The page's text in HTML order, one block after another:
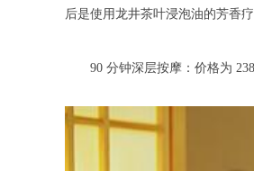
后是使用龙井茶叶浸泡油的芳香
90 分钟深层按摩：价格为